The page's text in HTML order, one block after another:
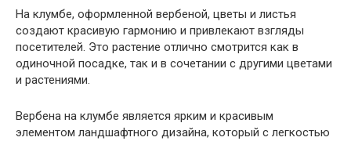
На клумбе, оформленной вербеной, цветы и листья
создают красивую гармонию и привлекают взгляды
посетителей. Это растение отлично смотрится как в
одиночной посадке, так и в сочетании с другими цветами
и растениями.
Вербена на клумбе является ярким и красивым
элементом ландшафтного дизайна, который с легкостью